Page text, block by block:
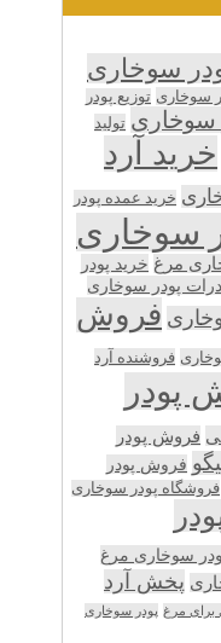
سوخاری
سوخاری توزیع پودر
سوخاری تولید
خرید آرد
خرید عمده پودر
سوخاری
مرغ خرید پودر
پودر سوخاری
فروش
فروشنده آرد
پودر
فروش پودر
فروش پودر
فروشگاه پودر سوخاری
سوخاری مرغ
پخش آرد
برای مرغ پودر سوخاری